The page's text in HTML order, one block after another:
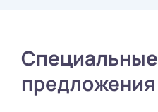
Специальные
предложения